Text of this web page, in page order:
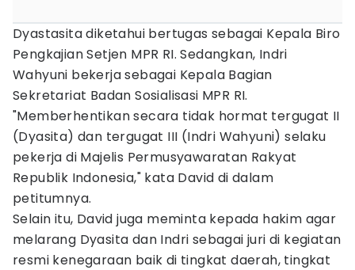
Dyastasita diketahui bertugas sebagai Kepala Biro
Pengkajian Setjen MPR RI. Sedangkan, Indri
Wahyuni bekerja sebagai Kepala Bagian
Sekretariat Badan Sosialisasi MPR RI.
"Memberhentikan secara tidak hormat tergugat II
(Dyasita) dan tergugat III (Indri Wahyuni) selaku
pekerja di Majelis Permusyawaratan Rakyat
Republik Indonesia," kata David di dalam
petitumnya.
Selain itu, David juga meminta kepada hakim agar
melarang Dyasita dan Indri sebagai juri di kegiatan
resmi kenegaraan baik di tingkat daerah, tingkat